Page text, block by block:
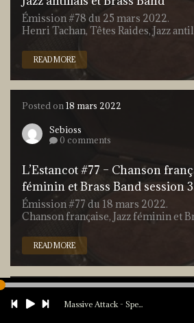
Émission #78 du 25 mars 2022.
Henri Tachan, Têtes Raides, Jazz
READ MORE
Posted on18 mars 2022
Sebioss
0 comments
L’Estancot #77 – Chanson
féminin et Brass Band session 3
Émission #77 du 18 mars 2022.
Chanson française, Jazz féminin et
READ MORE
Massive Attack - Special Cases